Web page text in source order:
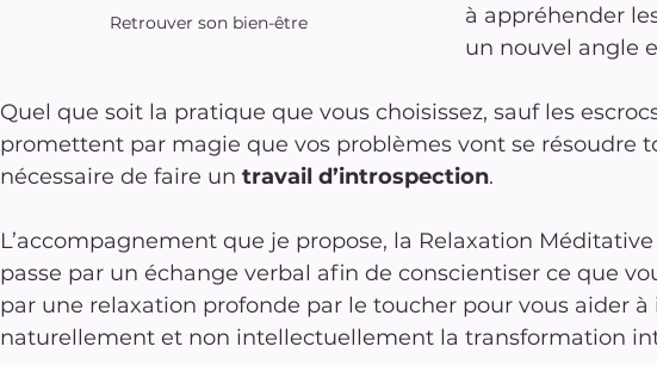
Retrouver son bien-être
à appréhender
un nouvel angle
Quel que soit la pratique que vous choisissez, sauf les
promettent par magie que vos problèmes vont se résoudre
nécessaire de faire un travail d’introspection.
L’accompagnement que je propose, la Relaxation Méditative
passe par un échange verbal afin de conscientiser ce que
par une relaxation profonde par le toucher pour vous aider
naturellement et non intellectuellement la transformation